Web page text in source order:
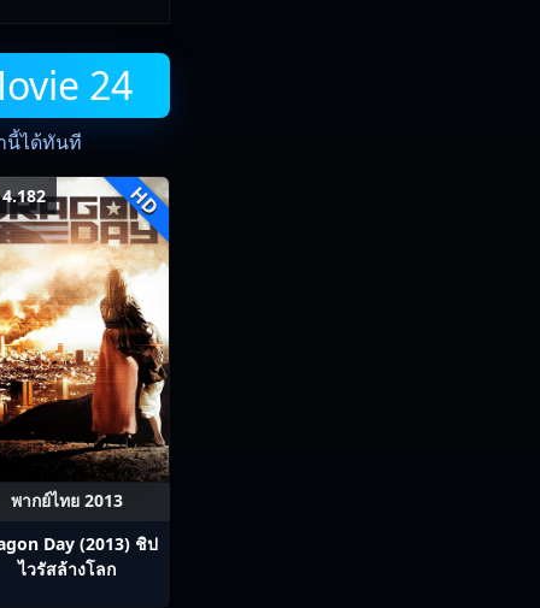
24
นี้ได้ทันที
HD
พากย์ไทย 2013
Day (2013) ชิป
ไวรัสล้างโลก